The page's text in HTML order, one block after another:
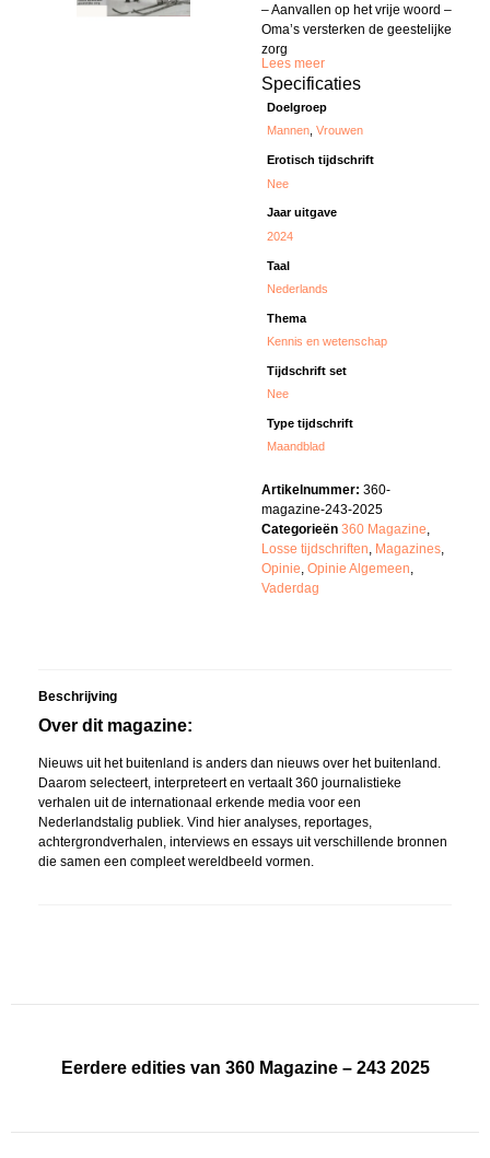
– Aanvallen op het vrije woord –
Oma’s versterken de geestelijke
zorg
Lees meer
Specificaties
Doelgroep
Mannen,Vrouwen
Erotisch tijdschrift
Nee
Jaar uitgave
2024
Taal
Nederlands
Thema
Kennis en wetenschap
Tijdschrift set
Nee
Type tijdschrift
Maandblad
Artikelnummer: 360-
magazine-243-2025
Categorieën 360 Magazine,
Losse tijdschriften, Magazines,
Opinie, Opinie Algemeen,
Vaderdag
Beschrijving
Over dit magazine:
Nieuws uit het buitenland is anders dan nieuws over het buitenland.
Daarom selecteert, interpreteert en vertaalt 360 journalistieke
verhalen uit de internationaal erkende media voor een
Nederlandstalig publiek. Vind hier analyses, reportages,
achtergrondverhalen, interviews en essays uit verschillende bronnen
die samen een compleet wereldbeeld vormen.
Eerdere edities van 360 Magazine – 243 2025